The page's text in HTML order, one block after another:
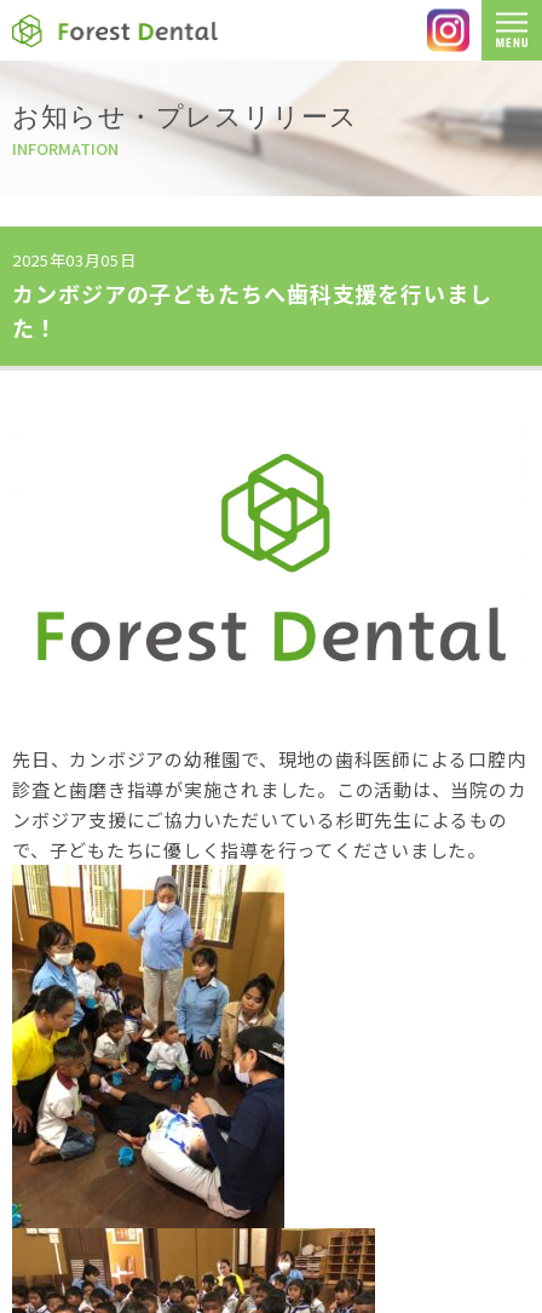
お知らせ・プレスリリース
INFORMATION
2025年03月05日
カンボジアの子どもたちへ歯科支援を行いまし
た！
先日、カンボジアの幼稚園で、現地の歯科医師による口腔内
診査と歯磨き指導が実施されました。この活動は、当院のカ
ンボジア支援にご協力いただいている杉町先生によるもの
で、子どもたちに優しく指導を行ってくださいました。